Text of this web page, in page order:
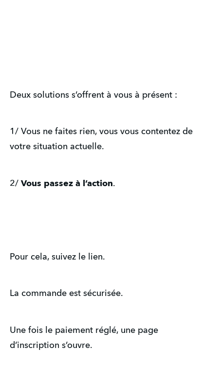
Deux solutions s’offrent à vous à présent :
1/ Vous ne faites rien, vous vous contentez de
votre situation actuelle.
2/ Vous passez à l’action.
Pour cela, suivez le lien.
La commande est sécurisée.
Une fois le paiement réglé, une page
d’inscription s’ouvre.